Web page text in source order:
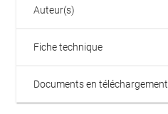
Auteur(s)
Fiche technique
Documents en téléchargement